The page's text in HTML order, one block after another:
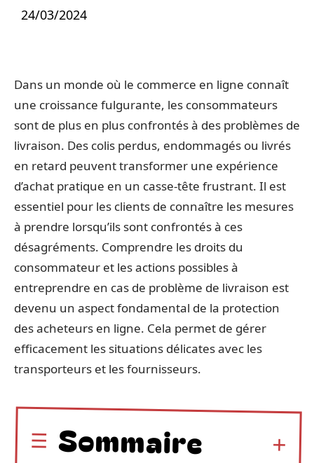
24/03/2024
Dans un monde où le commerce en ligne connaît
une croissance fulgurante, les consommateurs
sont de plus en plus confrontés à des problèmes de
livraison. Des colis perdus, endommagés ou livrés
en retard peuvent transformer une expérience
d’achat pratique en un casse-tête frustrant. Il est
essentiel pour les clients de connaître les mesures
à prendre lorsqu’ils sont confrontés à ces
désagréments. Comprendre les droits du
consommateur et les actions possibles à
entreprendre en cas de problème de livraison est
devenu un aspect fondamental de la protection
des acheteurs en ligne. Cela permet de gérer
efficacement les situations délicates avec les
transporteurs et les fournisseurs.
Sommaire